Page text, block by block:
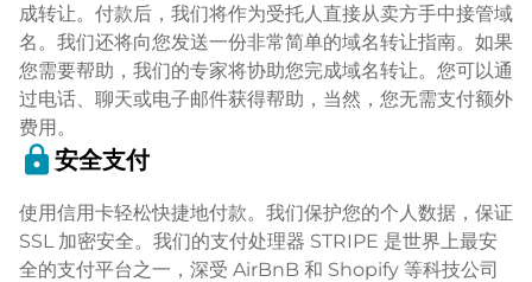
成转让。付款后，我们将作为受托人直接从卖方手中接管域
名。我们还将向您发送一份非常简单的域名转让指南。如果
您需要帮助，我们的专家将协助您完成域名转让。您可以通
过电话、聊天或电子邮件获得帮助，当然，您无需支付额外
费用。
lock安全支付
使用信用卡轻松快捷地付款。我们保护您的个人数据，保证
SSL 加密安全。我们的支付处理器 STRIPE 是世界上最安
全的支付平台之一，深受 AirBnB 和 Shopify 等科技公司